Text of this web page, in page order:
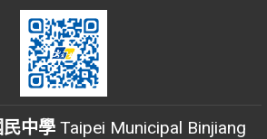
中學 Taipei Municipal Binjiang